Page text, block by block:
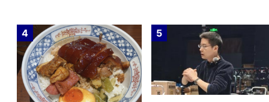
4 5